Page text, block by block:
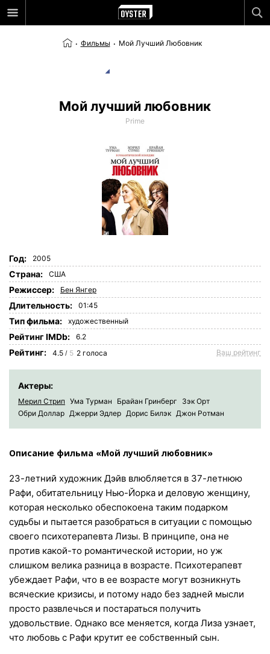
Фильмы Мой Лучший Любовник
Мой лучший любовник
Prime
Год: 2005
Страна: США
Режиссер: Бен Янгер
Длительность: 01:45
Tип фильма: художественный
Рейтинг IMDb: 6.2
Рейтинг: 4.5 / 5 2 голоса Ваш рейтинг
Актеры:
Мерил Стрип Ума Турман Брайан Гринберг
Зэк Орт
Обри Доллар Джерри Эдлер Дорис Билэк Джон Ротман
Описание фильма «Мой лучший любовник»
23-летний художник Дэйв влюбляется в 37-летнюю
Рафи, обитательницу Нью-Йорка и деловую женщину,
которая несколько обеспокоена таким подарком
судьбы и пытается разобраться в ситуации с помощью
своего психотерапевта Лизы. В принципе, она не
против какой-то романтической истории, но уж
слишком велика разница в возрасте. Психотерапевт
убеждает Рафи, что в ее возрасте могут возникнуть
всяческие кризисы, и потому надо без задней мысли
просто развлечься и постараться получить
удовольствие. Однако все меняется, когда Лиза узнает,
что любовь с Рафи крутит ее собственный сын.